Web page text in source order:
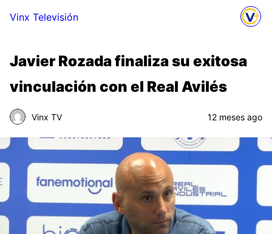
Vinx Televisión
Javier Rozada finaliza su exitosa
vinculación con el Real Avilés
Vinx TV 12 meses ago